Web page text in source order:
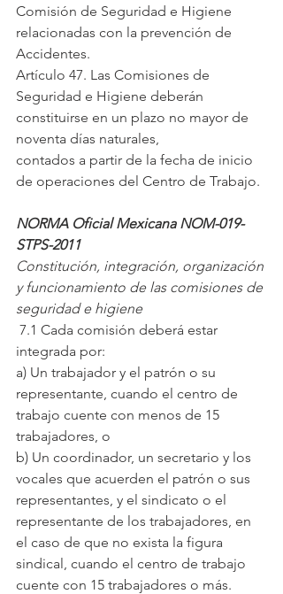
Comisión de Seguridad e Higiene
relacionadas con la prevención de
Accidentes.
Artículo 47. Las Comisiones de
Seguridad e Higiene deberán
constituirse en un plazo no mayor de
noventa días naturales,
contados a partir de la fecha de inicio
de operaciones del Centro de Trabajo.
NORMA Oficial Mexicana NOM-019-
STPS-2011
Constitución, integración, organización
y funcionamiento de las comisiones de
seguridad e higiene
integrada por:
a) Un trabajador y el patrón o su
representante, cuando el centro de
trabajo cuente con menos de 15
trabajadores, o
b) Un coordinador, un secretario y los
vocales que acuerden el patrón o sus
representantes, y el sindicato o el
representante de los trabajadores, en
el caso de que no exista la figura
sindical, cuando el centro de trabajo
cuente con 15 trabajadores o más.